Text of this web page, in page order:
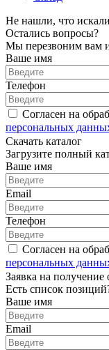
Не нашли, что
Остались вопросы?
Мы перезвоним вам
Ваше имя
Телефон
Согласен на
персональных
Скачать каталог
Загрузите полный
Ваше имя
Email
Телефон
Согласен на
персональных
Заявка на
Есть список
Ваше имя
Email